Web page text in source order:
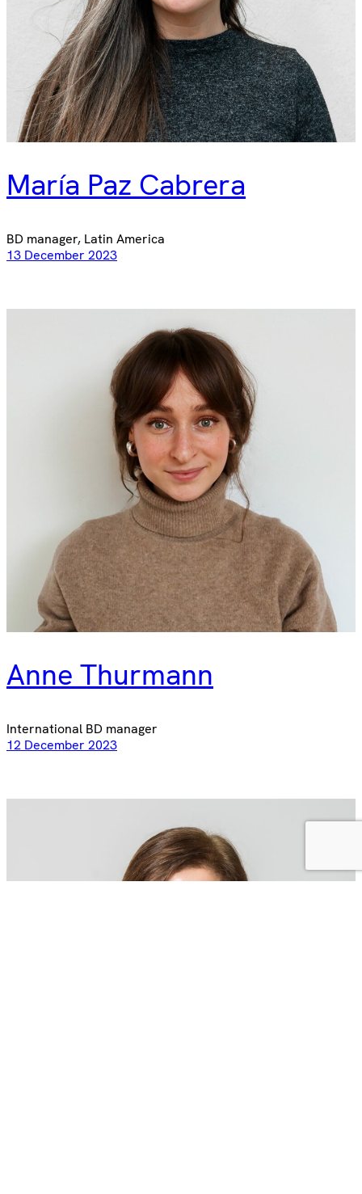
María Paz Cabrera
BD manager, Latin America
13 December 2023
Anne Thurmann
International BD manager
12 December 2023